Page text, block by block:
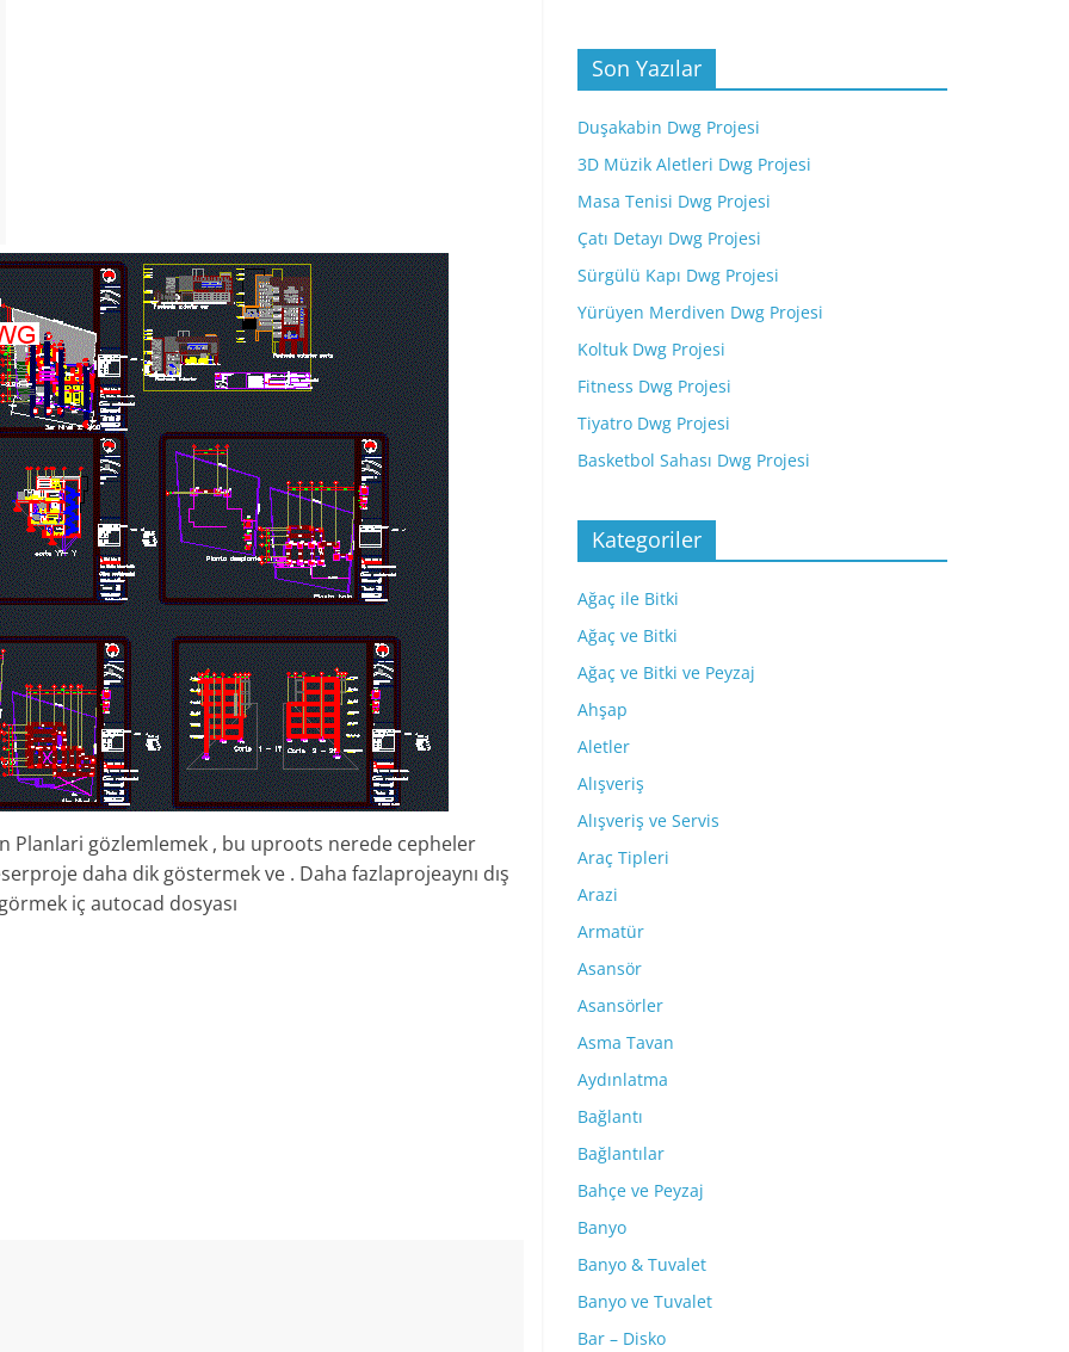
Planlari gözlemlemek , bu uproots nerede cepheler
daha dik göstermek ve . Daha fazlaprojeaynı dış
iç autocad dosyası
Son Yazılar
Duşakabin Dwg Projesi
3D Müzik Aletleri Dwg Projesi
Masa Tenisi Dwg Projesi
Çatı Detayı Dwg Projesi
Sürgülü Kapı Dwg Projesi
Yürüyen Merdiven Dwg Projesi
Koltuk Dwg Projesi
Fitness Dwg Projesi
Tiyatro Dwg Projesi
Basketbol Sahası Dwg Projesi
Kategoriler
Ağaç ile Bitki
Ağaç ve Bitki
Ağaç ve Bitki ve Peyzaj
Ahşap
Aletler
Alışveriş
Alışveriş ve Servis
Araç Tipleri
Arazi
Armatür
Asansör
Asansörler
Asma Tavan
Aydınlatma
Bağlantı
Bağlantılar
Bahçe ve Peyzaj
Banyo
Banyo & Tuvalet
Banyo ve Tuvalet
Bar – Disko